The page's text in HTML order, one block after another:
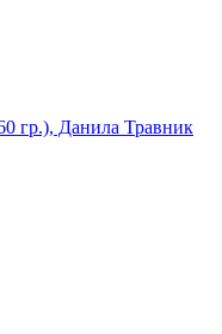
гр.), Данила Травник